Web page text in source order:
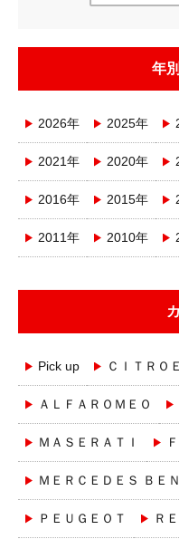
年
2026年 2025年
2021年 2020年
2016年 2015年
2011年 2010年
Pick up ＣＩＴＲＯ
ＡＬＦＡＲＯＭＥＯ
ＭＡＳＥＲＡＴＩ
ＭＥＲＣＥＤＥＳ ＢＥ
ＰＥＵＧＥＯＴ Ｒ